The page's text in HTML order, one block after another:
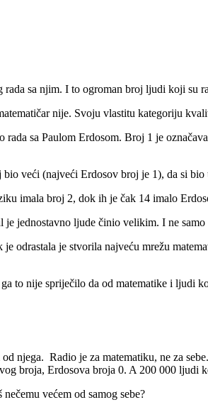
sa njim. I to ogroman broj ljudi koji su
nije. Svoju vlastitu kategoriju
sa Paulom Erdosom. Broj 1 je
veći (najveći Erdosov broj je 1), da si
imala broj 2, dok ih je čak 14 imalo
je jednostavno ljude činio velikim. I ne
odrastala je stvorila najveću mrežu
to nije spriječilo da od matematike i ljudi
njega. Radio je za matematiku, ne za
broja, Erdosova broja 0. A 200 000 ljudi
većem od samog sebe?